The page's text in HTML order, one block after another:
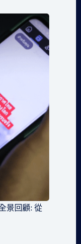
景回顧: 從